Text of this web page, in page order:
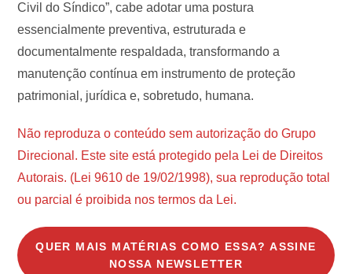
Civil do Síndico”, cabe adotar uma postura
essencialmente preventiva, estruturada e
documentalmente respaldada, transformando a
manutenção contínua em instrumento de proteção
patrimonial, jurídica e, sobretudo, humana.
Não reproduza o conteúdo sem autorização do Grupo
Direcional. Este site está protegido pela Lei de Direitos
Autorais. (Lei 9610 de 19/02/1998), sua reprodução total
ou parcial é proibida nos termos da Lei.
QUER MAIS MATÉRIAS COMO ESSA? ASSINE
NOSSA NEWSLETTER